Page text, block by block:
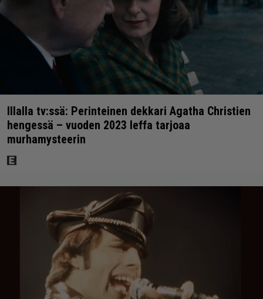
Illalla tv:ssä: Perinteinen dekkari Agatha Christien
hengessä – vuoden 2023 leffa tarjoaa
murhamysteerin